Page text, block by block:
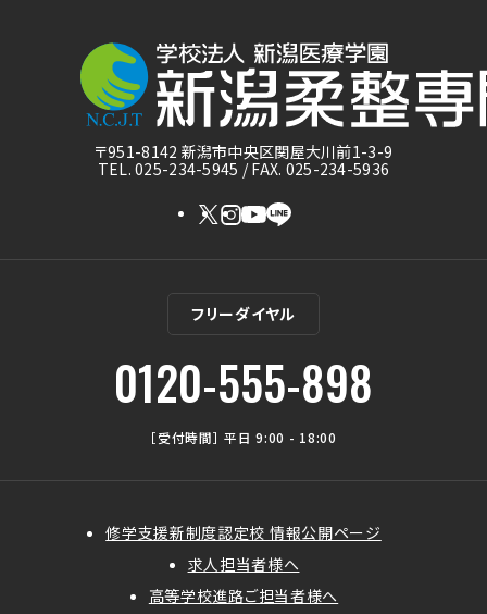
〒951-8142 新潟市中央区関屋大川前1-3-9
TEL. 025-234-5945 / FAX. 025-234-5936
フリーダイヤル
0120-555-898
［受付時間］ 平日 9:00 - 18:00
修学支援新制度認定校 情報公開ページ
求人担当者様へ
高等学校進路ご担当者様へ